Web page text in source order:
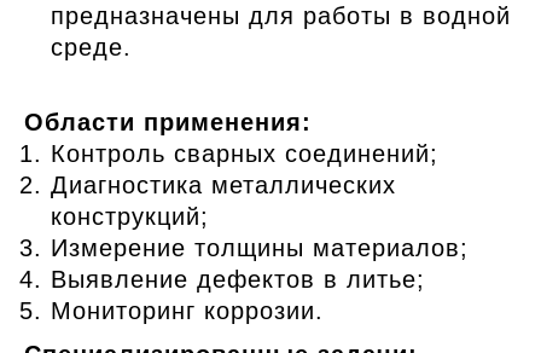
предназначены для работы в водной
среде.
Области применения:
Контроль сварных соединений;
Диагностика металлических
конструкций;
Измерение толщины материалов;
Выявление дефектов в литье;
Мониторинг коррозии.